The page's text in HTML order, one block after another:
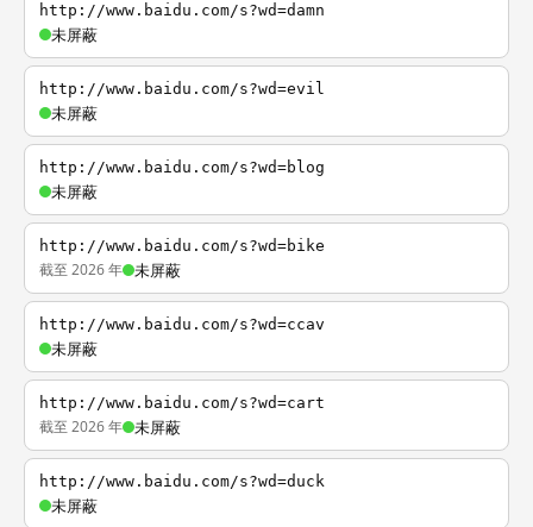
http://www.baidu.com/s?wd=damn
未屏蔽
http://www.baidu.com/s?wd=evil
未屏蔽
http://www.baidu.com/s?wd=blog
未屏蔽
http://www.baidu.com/s?wd=bike
截至 2026 年 未屏蔽
http://www.baidu.com/s?wd=ccav
未屏蔽
http://www.baidu.com/s?wd=cart
截至 2026 年 未屏蔽
http://www.baidu.com/s?wd=duck
未屏蔽